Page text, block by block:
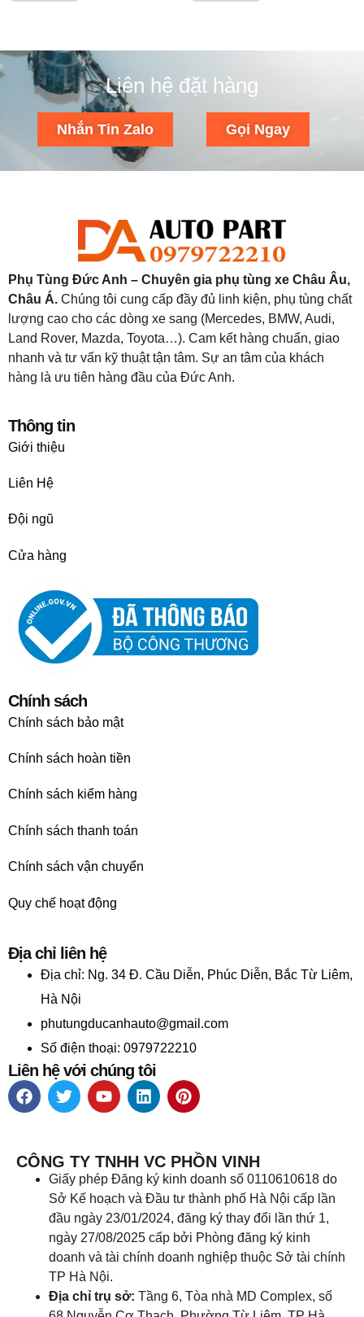
Liên hệ đặt hàng
Nhắn Tin Zalo Gọi Ngay
Phụ Tùng Đức Anh – Chuyên gia phụ tùng xe Châu Âu,
Châu Á. Chúng tôi cung cấp đầy đủ linh kiện, phụ tùng chất
lượng cao cho các dòng xe sang (Mercedes, BMW, Audi,
Land Rover, Mazda, Toyota…). Cam kết hàng chuẩn, giao
nhanh và tư vấn kỹ thuật tận tâm. Sự an tâm của khách
hàng là ưu tiên hàng đầu của Đức Anh.
Thông tin
Giới thiệu
Liên Hệ
Đội ngũ
Cửa hàng
Chính sách
Chính sách bảo mật
Chính sách hoàn tiền
Chính sách kiểm hàng
Chính sách thanh toán
Chính sách vận chuyển
Quy chế hoạt động
Địa chỉ liên hệ
Địa chỉ: Ng. 34 Đ. Cầu Diễn, Phúc Diễn, Bắc Từ Liêm,
Hà Nội
phutungducanhauto@gmail.com
Số điện thoại: 0979722210
Liên hệ với chúng tôi
CÔNG TY TNHH VC PHỒN VINH
Giấy phép Đăng ký kinh doanh số 0110610618 do
Sở Kế hoạch và Đầu tư thành phố Hà Nội cấp lần
đầu ngày 23/01/2024, đăng ký thay đổi lần thứ 1,
ngày 27/08/2025 cấp bởi Phòng đăng ký kinh
doanh và tài chính doanh nghiệp thuộc Sở tài chính
TP Hà Nội.
Địa chỉ trụ sở: Tầng 6, Tòa nhà MD Complex, số